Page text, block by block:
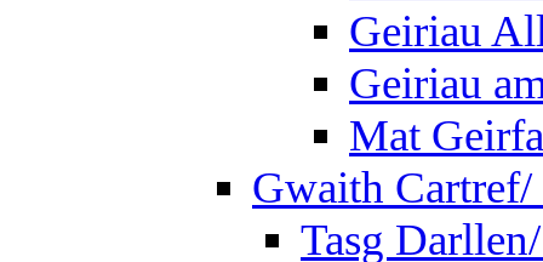
Geiriau
Geiriau
Mat
Gwaith
Tasg